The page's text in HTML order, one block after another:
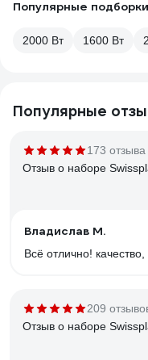
Популярные подборки
2000 Вт 1600 Вт
Популярные
173 отзыва
Отзыв о наборе
Владислав М.
Всё отлично! качество,
209
Отзыв о наборе